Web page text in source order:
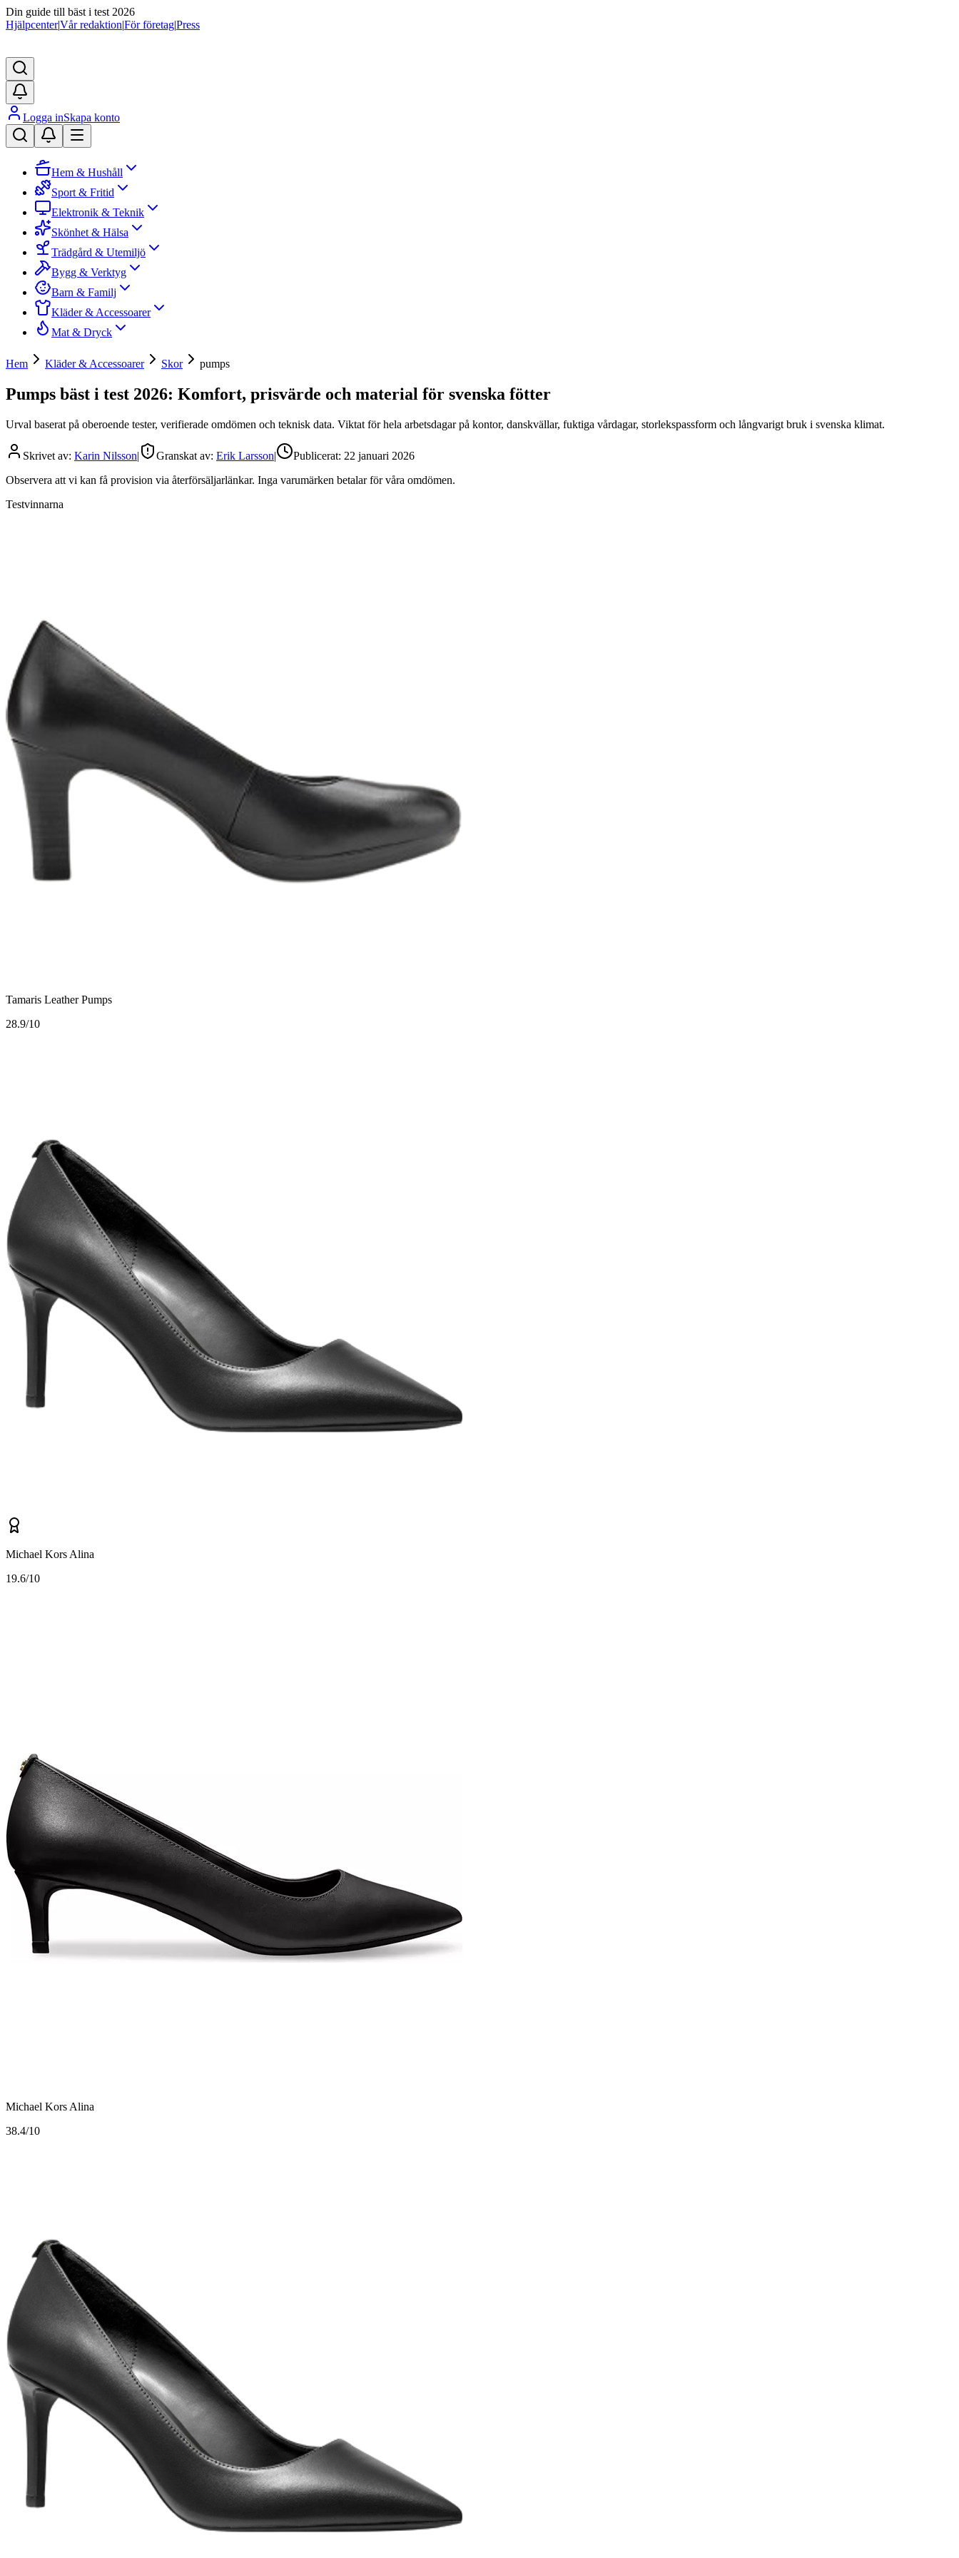
Din guide till bäst i test 2026
Hjälpcenter|Vår redaktion|För företag|Press
Logga inSkapa konto
Hem & Hushåll
Sport & Fritid
Elektronik & Teknik
Skönhet & Hälsa
Trädgård & Utemiljö
Bygg & Verktyg
Barn & Familj
Kläder & Accessoarer
Mat & Dryck
Hem Kläder & Accessoarer Skor pumps
Pumps bäst i test 2026: Komfort, prisvärde och material för svenska fötter
Urval baserat på oberoende tester, verifierade omdömen och teknisk data. Viktat för hela arbetsdagar på kontor, danskvällar, fuktiga vårdagar, storlekspassform och långvarigt bruk i svenska klimat.
Skrivet av: Karin Nilsson| Granskat av: Erik Larsson| Publicerat: 22 januari 2026
Observera att vi kan få provision via återförsäljarlänkar. Inga varumärken betalar för våra omdömen.
Testvinnarna
Tamaris Leather Pumps
28.9/10
Michael Kors Alina
19.6/10
Michael Kors Alina
38.4/10